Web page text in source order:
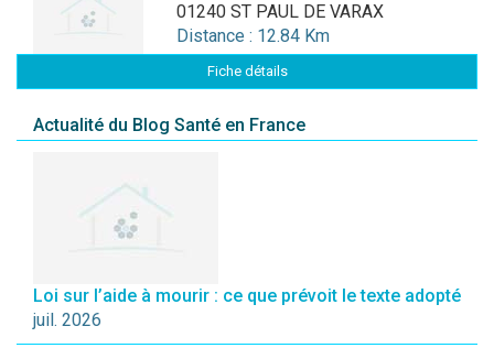
01240 ST PAUL DE VARAX
Distance : 12.84 Km
Fiche détails
Actualité du Blog Santé en France
Loi sur l’aide à mourir : ce que prévoit le texte adopté
juil. 2026